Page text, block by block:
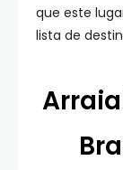
que este
lista de